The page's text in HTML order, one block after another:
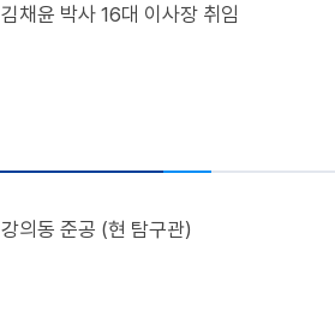
김채윤 박사 16대 이사장 취임
강의동 준공 (현 탐구관)